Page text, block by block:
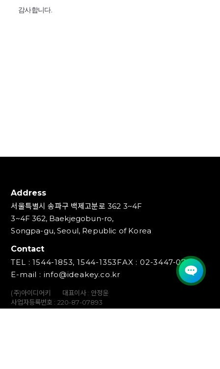
감사합니다.
Address
서울특별시 송파구 백제고분로 362 3~4F
3~4F 362, Baekjegobun-ro,
Songpa-gu, Seoul, Republic of Korea
Contact
TEL : 1544-1853, 1544-1353FAX : 02-3447-0700
E-mail : info@ideakey.co.kr
(주)아이디어키
대표이사 : 안정윤
사업자등록번호 : 220‍-87-07893